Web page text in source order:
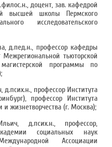
доцент, зав. кафедрой
высшей школы Пермского
исследовательского
д.пед.н., профессор кафедры
тьюторской
программы по
профессор Института
профессор Института
и жизнетворчества (г. Москва);
д.псих.н., профессор,
социальных наук
Ассоциации